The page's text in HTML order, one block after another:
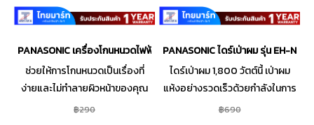
PANASONIC เครื่องโกนหนวดไฟฟ้า รุ่น ES534DPL 70 วัตต์
ช่วยให้การโกนหนวดเป็นเรื่องที่
ง่ายและไม่ทำลายผิวหน้าของคุณ
หมดกังวลเรื่องการโดนบาด
฿290
PANASONIC ไดร์เป่าผม รุ่น EH-
ไดร์เป่าผม 1,800 วัตต์นี้ เป่าผม
แห้งอย่างรวดเร็วด้วยกำลังในการ
เป่าเทียบเท่าไดร์เป่าผม 2,000
฿690